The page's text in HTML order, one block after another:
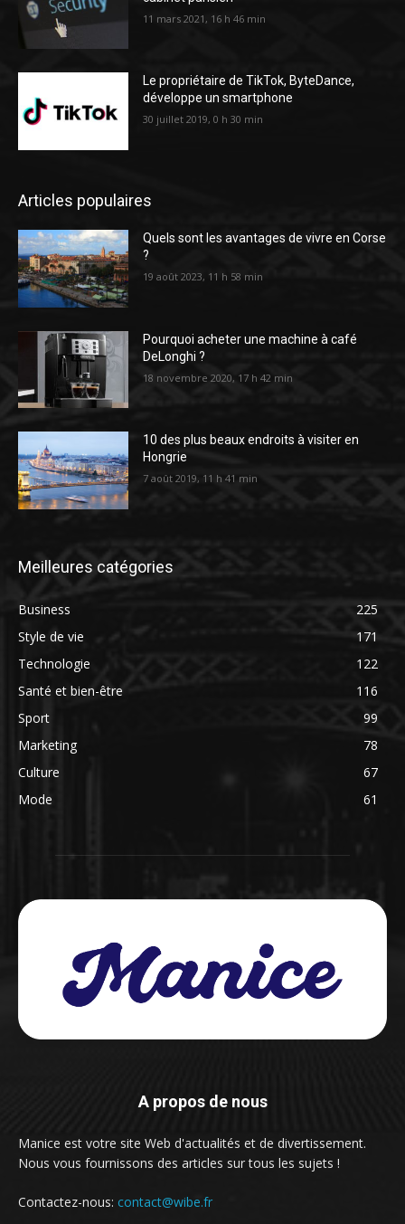
11 mars 2021, 16 h 46 min
Le propriétaire de TikTok, ByteDance,
développe un smartphone
30 juillet 2019, 0 h 30 min
Articles populaires
Quels sont les avantages de vivre en Corse
?
19 août 2023, 11 h 58 min
Pourquoi acheter une machine à café
DeLonghi ?
18 novembre 2020, 17 h 42 min
10 des plus beaux endroits à visiter en
Hongrie
7 août 2019, 11 h 41 min
Meilleures catégories
Business
225
Style de vie
171
Technologie
122
Santé et bien-être
116
Sport
99
Marketing
78
Culture
67
Mode
61
A propos de nous
Manice est votre site Web d'actualités et de divertissement.
Nous vous fournissons des articles sur tous les sujets !
Contactez-nous: contact@wibe.fr